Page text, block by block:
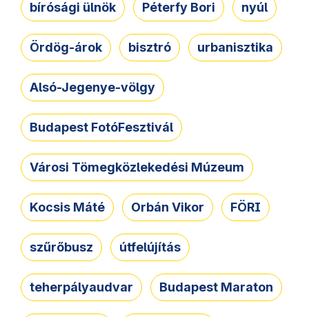
bírósági ülnök Péterfy Bori nyúl
Ördög-árok bisztró urbanisztika
Alsó-Jegenye-völgy
Budapest FotóFesztivál
Városi Tömegközlekedési Múzeum
Kocsis Máté Orbán Vikor FÖRI
szűrőbusz útfelújítás
teherpályaudvar Budapest Maraton